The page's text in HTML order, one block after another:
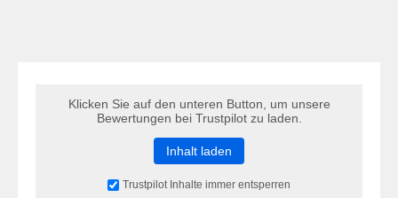
Klicken Sie auf den unteren Button, um unsere
Bewertungen bei Trustpilot zu laden.
Inhalt laden
Trustpilot Inhalte immer entsperren